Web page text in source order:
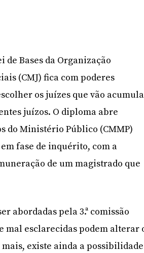
de Bases da Organização
(CMJ) fica com poderes
os juízes que vão
juízos. O diploma abre
do Ministério Público (CMMP)
fase de inquérito, com a
de um magistrado que
abordadas pela 3.ª comissão
mal esclarecidas podem alterar
existe ainda a possibilidade